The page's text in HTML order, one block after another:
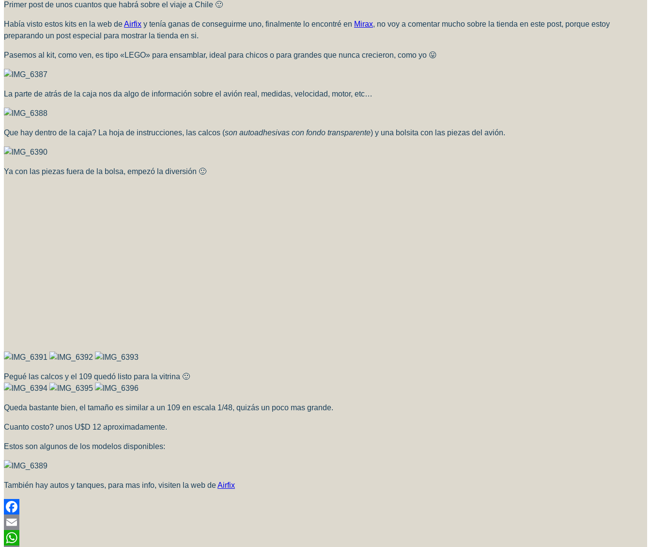
Primer post de unos cuantos que habrá sobre el viaje a Chile 🙂
Había visto estos kits en la web deAirfix y tenía ganas de conseguirme uno, finalmente lo encontré en Mirax, no voy a comentar mucho sobre la tienda en este post, porque estoy
preparando un post especial para mostrar la tienda en si.
Pasemos al kit, como ven, es tipo «LEGO» para ensamblar, ideal para chicos o para grandes que nunca crecieron, como yo 😛
La parte de atrás de la caja nos da algo de información sobre el avión real, medidas, velocidad, motor, etc…
Que hay dentro de la caja? La hoja de instrucciones, las calcos (son autoadhesivas con fondo transparente) y una bolsita con las piezas del avión.
Ya con las piezas fuera de la bolsa, empezó la diversión 🙂
Pegué las calcos y el 109 quedó listo para la vitrina 🙂
Queda bastante bien, el tamaño es similar a un 109 en escala 1/48, quizás un poco mas grande.
Cuanto costo? unos U$D 12 aproximadamente.
Estos son algunos de los modelos disponibles:
También hay autos y tanques, para mas info, visiten la web deAirfix
Facebook
Email